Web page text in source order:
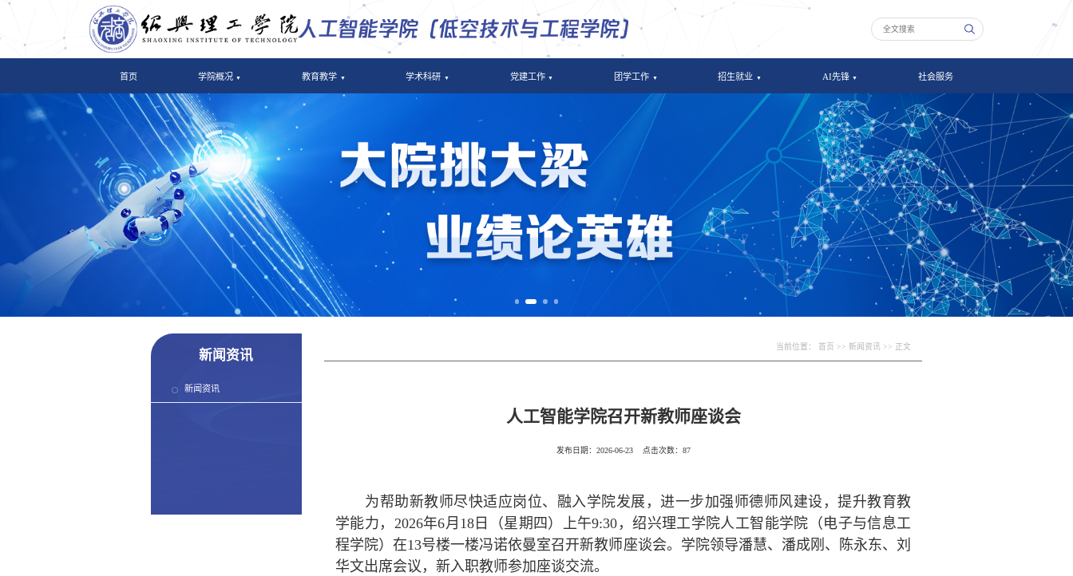
首页 学院概况 教育教学 学术科研 党建工作 团学工作 招生就业 AI先锋 社会服务
新闻资讯
新闻资讯
当前位置：首页 >>新闻资讯 >> 正文
人工智能学院召开新教师座谈会
发布日期： 2026-06-23 点击次数： 87
为帮助新教师尽快适应岗位、融入学院发展，进一步加强师德师风建设，提升教育教
学能力，2026年6月18日（星期四）上午9:30，绍兴理工学院人工智能学院（电子与信息工
程学院）在13号楼一楼冯诺依曼室召开新教师座谈会。学院领导潘慧、潘成刚、陈永东、刘
华文出席会议，新入职教师参加座谈交流。